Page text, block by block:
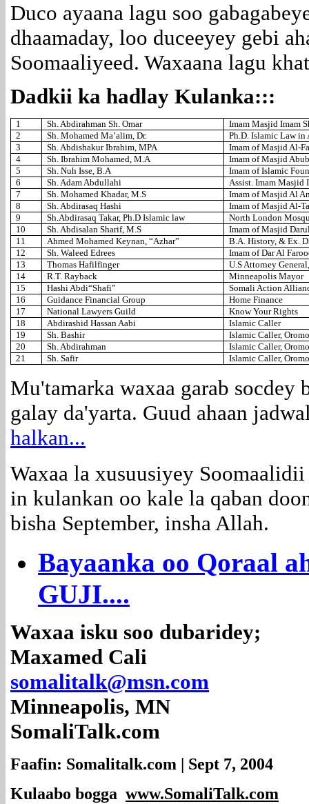
Duco ayaana lagu soo
dhaamaday, loo duceeyey gebi
Soomaaliyeed. Waxaana lagu
Dadkii ka hadlay Kulanka:::
1 Sh. Abdirahman Sh. Omar
Imam Masjid Imam
2
Sh. Mohamed Ma’alim, Dr.
Ph.D. Islamic Law
3
Sh. Abdishakur Ibrahim, MPA
Imam of Masjid Al-
4
Sh. Ibrahim Mohamed, M.A
Imam of Masjid
5
Sh. Nuh Isse, B.A
Imam of Islamic
6
Sh. Adam Abdullahi
Assist. Imam Masjid
7
Sh. Mohamed Khadar, M.S
Imam of Masjid Al
8
Sh. Abdirasaq Hashi
Imam of Masjid Al-
9
Sh.Abdirasaq Takar, Ph.D Islamic law
North London
10
Sh. Abdisalan Sharif, M.S
Imam of Masjid
11
Ahmed Mohamed Keynan, “Azhar”
B.A. History, & Ex.
12
Sh. Waleed Edrees
Imam of Dar Al
13
Thomas Hafilfinger
U.S Attorney
14
R.T. Rayback
Minneapolis Mayor
15
Hashi Abdi“Shafi”
Somali Action
16
Guidance Financial Group
Home Finance
17
National Lawyers Guild
Know Your Rights
18
Abdirashid Hassan Aabi
Islamic Caller
19
Sh. Bashir
Islamic Caller,
20
Sh. Abdirahman
Islamic Caller,
21
Sh. Safir Islamic Caller,
Mu'tamarka waxaa garab
galay da'yarta. Guud ahaan
halkan...
Waxaa la xusuusiyey
in kulankan oo kale la qaban
bisha September, insha Allah.
Bayaanka oo Qoraal
GUJI....
Waxaa isku soo dubaridey;
Maxamed Cali
somalitalk@msn.com
Minneapolis, MN
SomaliTalk.com
Faafin: Somalitalk.com | Sept 7, 2004
Kulaabo bogga www.SomaliTalk.com